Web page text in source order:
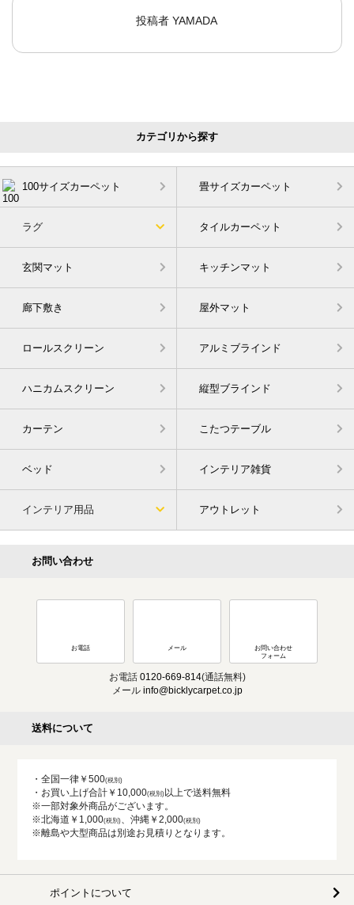
投稿者 YAMADA
カテゴリから探す
100サイズカーペット 畳サイズカーペット
ラグ タイルカーペット
玄関マット キッチンマット
廊下敷き 屋外マット
ロールスクリーン アルミブラインド
ハニカムスクリーン 縦型ブラインド
カーテン こたつテーブル
ベッド インテリア雑貨
インテリア用品 アウトレット
お問い合わせ
お電話 メール
お問い合わせ
フォーム
お電話 0120-669-814(通話無料)
メール info@bicklycarpet.co.jp
送料について
・全国一律￥500
・お買い上げ合計￥10,000
以上で送料無料
※一部対象外商品がございます。
※北海道￥1,000
、沖縄￥2,000
※離島や大型商品は別途お見積りとなります。
ポイントについて